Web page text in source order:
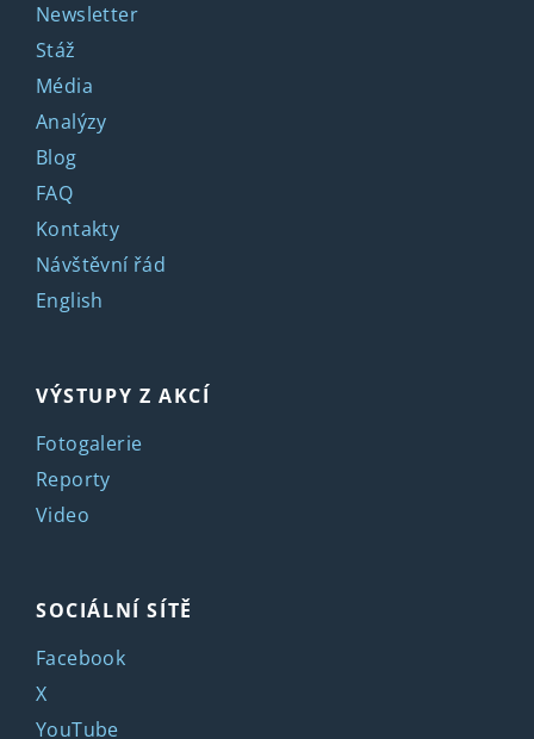
Newsletter
Stáž
Média
Analýzy
Blog
FAQ
Kontakty
Návštěvní řád
English
VÝSTUPY Z AKCÍ
Fotogalerie
Reporty
Video
SOCIÁLNÍ SÍTĚ
Facebook
X
YouTube